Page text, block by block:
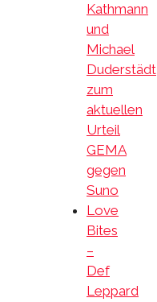
Kathmann
und
Michael
Duderstädt
zum
aktuellen
Urteil
GEMA
gegen
Suno
Love
Bites
–
Def
Leppard